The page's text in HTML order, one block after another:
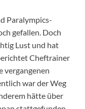
Paralympics-
gefallen. Doch
Lust und hat
Cheftrainer
vergangenen
war der Weg
hätte über